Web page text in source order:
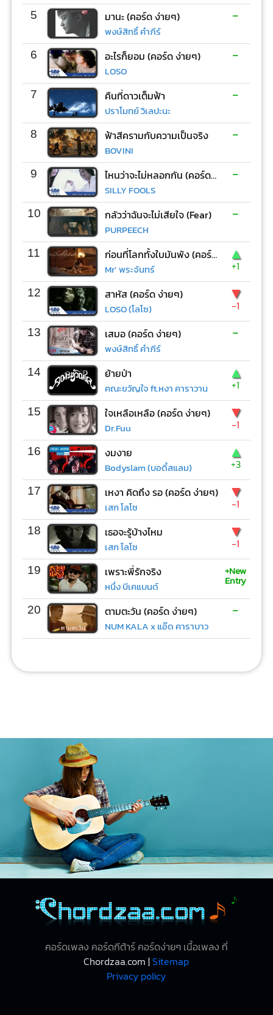
5 มานะ (คอร์ด ง่ายๆ)
พงษ์สิทธิ์ คำภีร์
-
6 อะไรก็ยอม (คอร์ด ง่ายๆ)
LOSO
-
7 คืนที่ดาวเต็มฟ้า
ปราโมทย์ วิเลปะนะ
-
8 ฟ้าสีครามกับความเป็นจริง
BOVINI
-
9 ไหนว่าจะไม่หลอกกัน (คอร์ด ง่ายๆ)
SILLY FOOLS
-
10 กลัวว่าฉันจะไม่เสียใจ (Fear)
PURPEECH
-
11 ก่อนที่โลกทั้งใบมันพัง (คอร์ด ง่ายๆ)
Mr’ พระจันทร์
▲
+1
12 สาหัส (คอร์ด ง่ายๆ)
LOSO (โลโซ)
▼
-1
13 เสมอ (คอร์ด ง่ายๆ)
พงษ์สิทธิ์ คำภีร์
-
14 ย้ายป่า
คณะขวัญใจ ft.หงา คาราวาน
▲
+1
15 ใจเหลือเหลือ (คอร์ด ง่ายๆ)
Dr.Fuu
▼
-1
16 งมงาย
Bodyslam (บอดี้สแลม)
▲
+3
17 เหงา คิดถึง รอ (คอร์ด ง่ายๆ)
เสก โลโซ
▼
-1
18 เธอจะรู้บ้างไหม
เสก โลโซ
▼
-1
19 เพราะพี่รักจริง
หนึ่ง บีเคแบนด์
+New
Entry
20 ตามตะวัน (คอร์ด ง่ายๆ)
NUM KALA x แอ๊ด คาราบาว
-
คอร์ดเพลง คอร์ดกีต้าร์ คอร์ดง่ายๆ เนื้อเพลง ที่
Chordzaa.com |Sitemap
Privacy policy